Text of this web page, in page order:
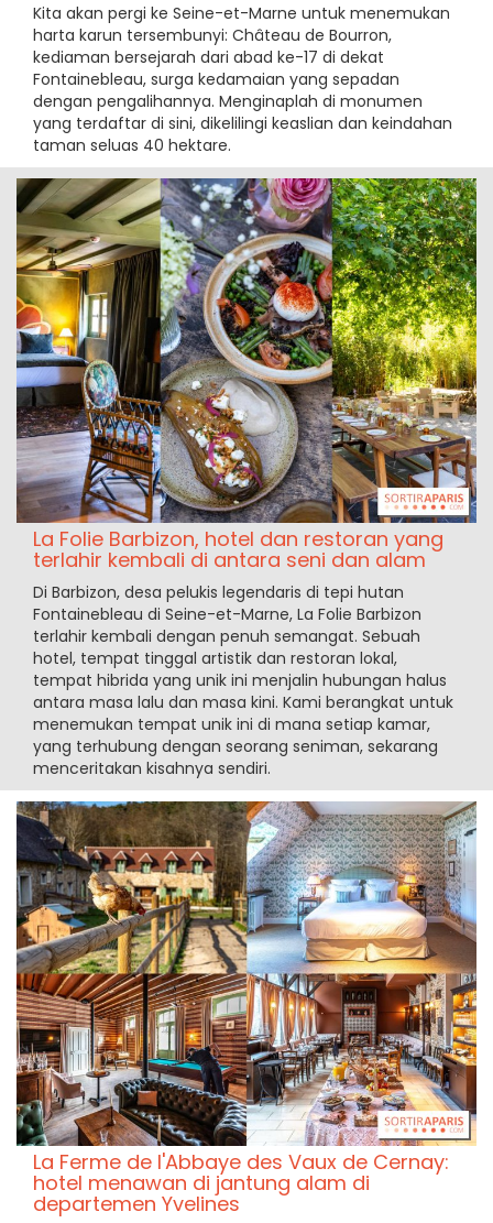
Kita akan pergi ke Seine-et-Marne untuk menemukan
harta karun tersembunyi: Château de Bourron,
kediaman bersejarah dari abad ke-17 di dekat
Fontainebleau, surga kedamaian yang sepadan
dengan pengalihannya. Menginaplah di monumen
yang terdaftar di sini, dikelilingi keaslian dan keindahan
taman seluas 40 hektare.
La Folie Barbizon, hotel dan restoran yang
terlahir kembali di antara seni dan alam
Di Barbizon, desa pelukis legendaris di tepi hutan
Fontainebleau di Seine-et-Marne, La Folie Barbizon
terlahir kembali dengan penuh semangat. Sebuah
hotel, tempat tinggal artistik dan restoran lokal,
tempat hibrida yang unik ini menjalin hubungan halus
antara masa lalu dan masa kini. Kami berangkat untuk
menemukan tempat unik ini di mana setiap kamar,
yang terhubung dengan seorang seniman, sekarang
menceritakan kisahnya sendiri.
La Ferme de l'Abbaye des Vaux de Cernay:
hotel menawan di jantung alam di
departemen Yvelines